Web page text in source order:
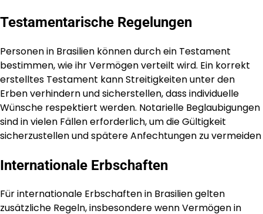
Testamentarische Regelungen
Personen in Brasilien können durch ein Testament
bestimmen, wie ihr Vermögen verteilt wird. Ein korrekt
erstelltes Testament kann Streitigkeiten unter den
Erben verhindern und sicherstellen, dass individuelle
Wünsche respektiert werden. Notarielle Beglaubigungen
sind in vielen Fällen erforderlich, um die Gültigkeit
sicherzustellen und spätere Anfechtungen zu vermeiden
Internationale Erbschaften
Für internationale Erbschaften in Brasilien gelten
zusätzliche Regeln, insbesondere wenn Vermögen in